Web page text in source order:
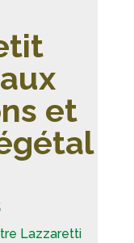
et
Lazzaretti